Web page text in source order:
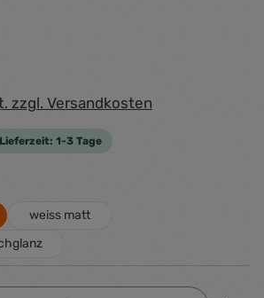
zzgl. Versandkosten
1-3 Tage
weiss matt